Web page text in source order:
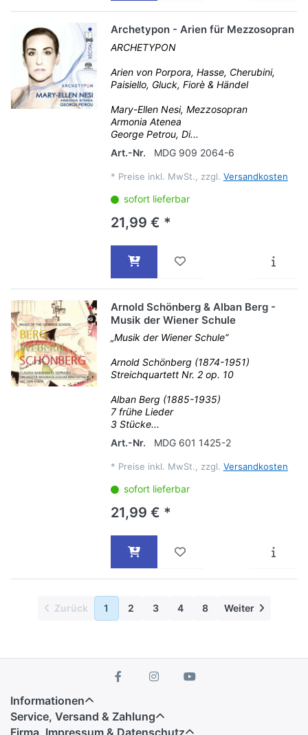
Archetypon - Arien für Mezzosopran
ARCHETYPON
Arien von Porpora, Hasse, Cherubini,
Paisiello, Gluck, Fiorè & Händel
Mary-Ellen Nesi, Mezzosopran
Armonia Atenea
George Petrou, Di...
Art.-Nr.
MDG 909 2064-6
* Preise inkl. MwSt., zzgl. Versandkosten
sofort lieferbar
21,99 € *
Arnold Schönberg & Alban Berg -
Musik der Wiener Schule
„Musik der Wiener Schule“
Arnold Schönberg (1874-1951)
Streichquartett Nr. 2 op. 10
Alban Berg (1885-1935)
7 frühe Lieder
3 Stücke...
Art.-Nr.
MDG 601 1425-2
* Preise inkl. MwSt., zzgl. Versandkosten
sofort lieferbar
21,99 € *
Zurück 1 2 3 4 8 Weiter
Informationen
Service, Versand & Zahlung